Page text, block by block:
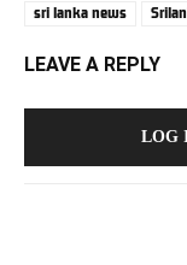
sri lanka news
LEAVE A REPLY
LOG